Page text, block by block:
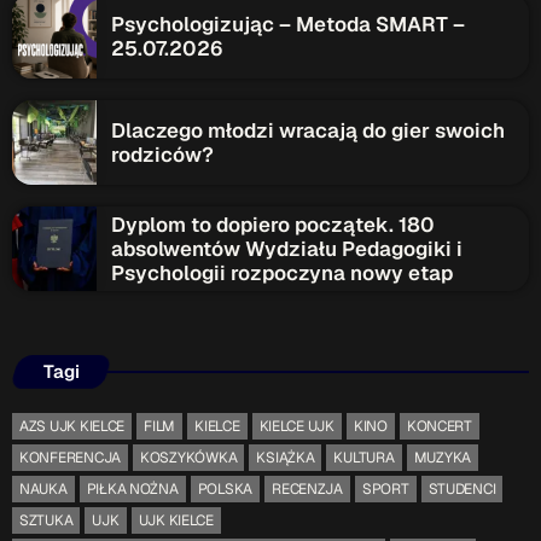
ON AIR
Audycja
Serwis Informacyjny
Upcoming shows
Gdzie TymRazem?
17:00 - 17:05
Psychologizując – Metoda SMART –
25.07.2026
Dlaczego młodzi wracają do gier swoich
rodziców?
Dyplom to dopiero początek. 180
absolwentów Wydziału Pedagogiki i
Psychologii rozpoczyna nowy etap
Tagi
AZS UJK KIELCE FILM KIELCE KIELCE UJK KINO
KONCERT
KONFERENCJA
KOSZYKÓWKA KSIĄŻKA KULTURA
MUZYKA
NAUKA
PIŁKA NOŻNA POLSKA RECENZJA SPORT
STUDENCI
SZTUKA
UJK
UJK KIELCE